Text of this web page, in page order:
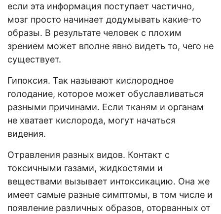
если эта информация поступает частично,
мозг просто начинает додумывать какие-то
образы. В результате человек с плохим
зрением может вполне явно видеть то, чего не
существует.
Гипоксия. Так называют кислородное
голодание, которое может обуславливаться
разными причинами. Если тканям и органам
не хватает кислорода, могут начаться
видения.
Отравления разных видов. Контакт с
токсичными газами, жидкостями и
веществами вызывает интоксикацию. Она же
имеет самые разные симптомы, в том числе и
появление различных образов, оторванных от